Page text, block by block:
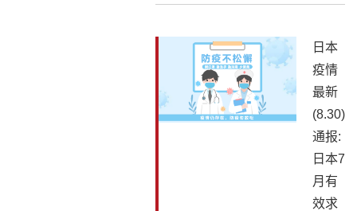
日本
疫情
最新
(8.30)
通报:
日本7
月有
效求